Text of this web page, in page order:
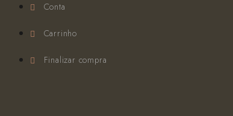
Conta
Carrinho
Finalizar compra